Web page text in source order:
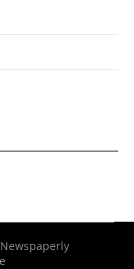
Newspaperly